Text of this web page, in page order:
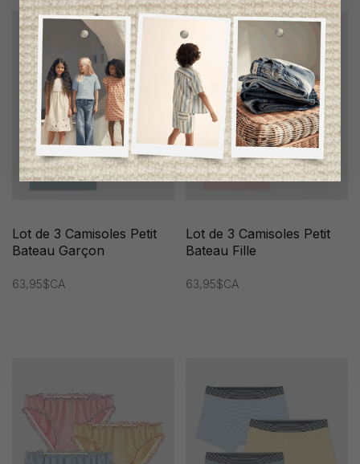
Lot de 3 Camisoles Petit
Bateau Garçon
63,95$CA
Lot de 3 Camisoles Petit
Bateau Fille
63,95$CA